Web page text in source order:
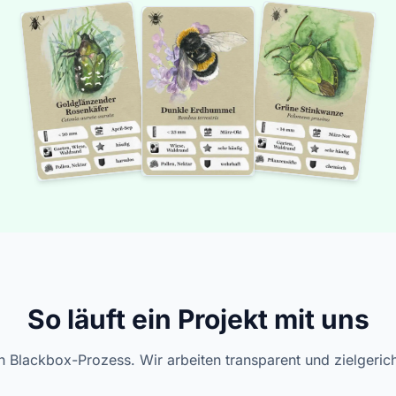
So läuft ein Projekt mit uns
Blackbox-Prozess. Wir arbeiten transparent und